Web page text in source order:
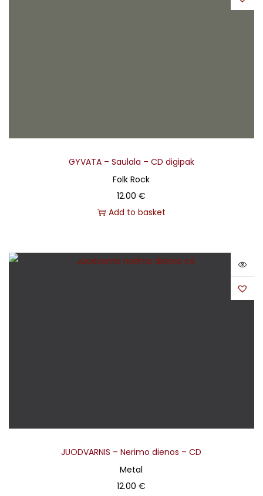
GYVATA – Saulala – CD digipak
Folk Rock
12.00€
Add to basket
JUODVARNIS – Nerimo dienos – CD
Metal
12.00€